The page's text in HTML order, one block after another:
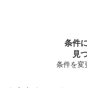
条件
見
条件を変